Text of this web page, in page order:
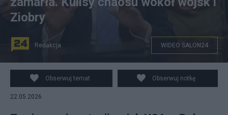
Prezydent USA Donald Trump, fot. AP Photo/Jacquelyn
Ziobry
Redakcja WIDEO SALON24
Obserwuj temat Obserwuj notkę
22.05.2026